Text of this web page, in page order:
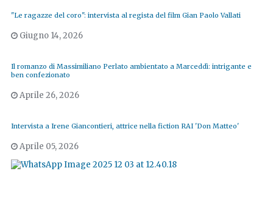
"Le ragazze del coro": intervista al regista del film Gian Paolo Vallati
Giugno 14, 2026
Il romanzo di Massimiliano Perlato ambientato a Marceddì: intrigante e
ben confezionato
Aprile 26, 2026
Intervista a Irene Giancontieri, attrice nella fiction RAI 'Don Matteo'
Aprile 05, 2026